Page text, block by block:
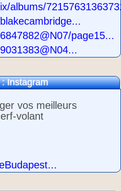
albums/
page15...
Instagram
vos meilleurs
volant